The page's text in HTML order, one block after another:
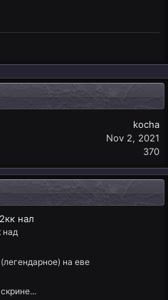
kocha
Nov 2, 2021
370
нал
над
на еве